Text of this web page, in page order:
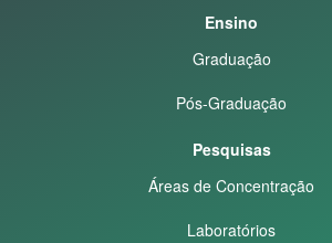
Ensino
Graduação
Pós-Graduação
Pesquisas
Áreas de Concentração
Laboratórios